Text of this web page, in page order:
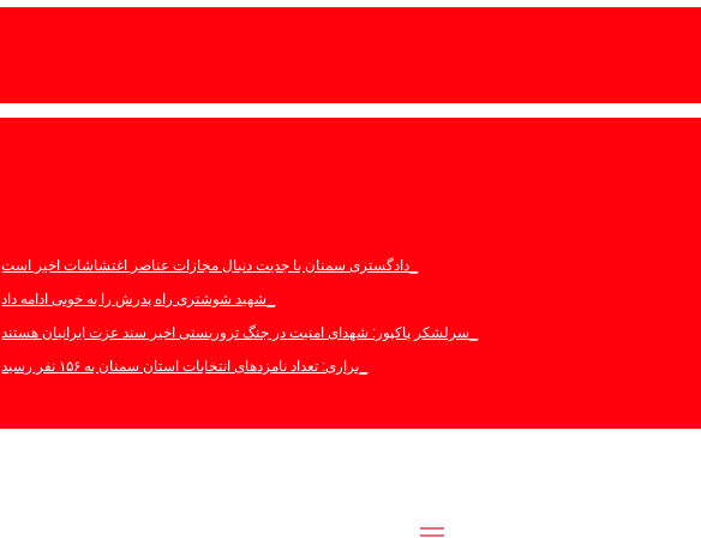
دادگستری سمنان با جدیت دنبال مجازات عناصر اغتشاشات اخیر است
شهید شوشتری راه پدرش را به خوبی ادامه داد
سرلشکر پاکپور: شهدای امنیت در جنگ تروریستی اخیر سند عزت ایرانیان هستند
براری: تعداد نامزدهای انتخابات استان سمنان به ۱۵۶ نفر رسید